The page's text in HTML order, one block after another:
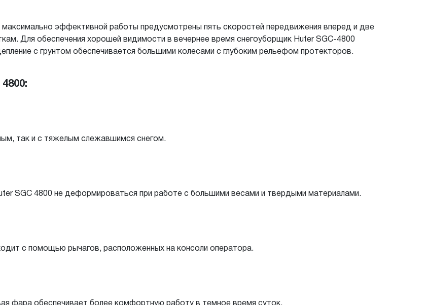
эффективной работы предусмотрены пять скоростей передвижения вперед и две
Для обеспечения хорошей видимости в вечернее время снегоуборщик Huter SGC-4800
с грунтом обеспечивается большими колесами с глубоким рельефом протекторов.
так и с тяжелым слежавшимся снегом.
SGC 4800 не деформироваться при работе с большими весами и твердыми материалами.
с помощью рычагов, расположенных на консоли оператора.
фара обеспечивает более комфортную работу в темное время суток.